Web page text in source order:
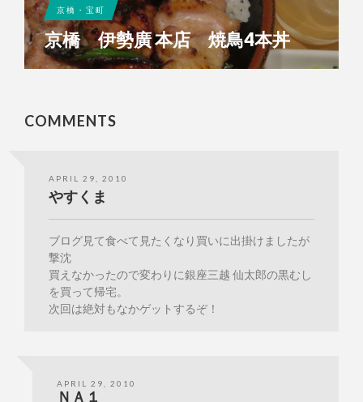
京橋・宝町
京橋 伊勢廣 本店 焼鳥4本丼
COMMENTS
APRIL 29, 2010
やすくま
ブログ見て食べて見たくなり買いに出掛けましたが
撃沈
買えなかったので変わりに銀座三越 仙太郎の黒むし
を買って帰宅。
次回は絶対もなかゲットするぞ！
APRIL 29, 2010
ＮＡ１